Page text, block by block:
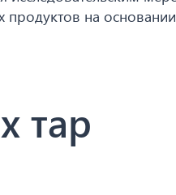
на основании
тар